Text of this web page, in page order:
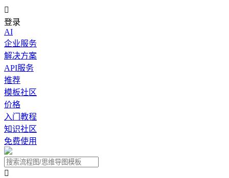

登录
AI
企业服务
解决方案
API服务
推荐
模板社区
价格
入门教程
知识社区
免费使用
